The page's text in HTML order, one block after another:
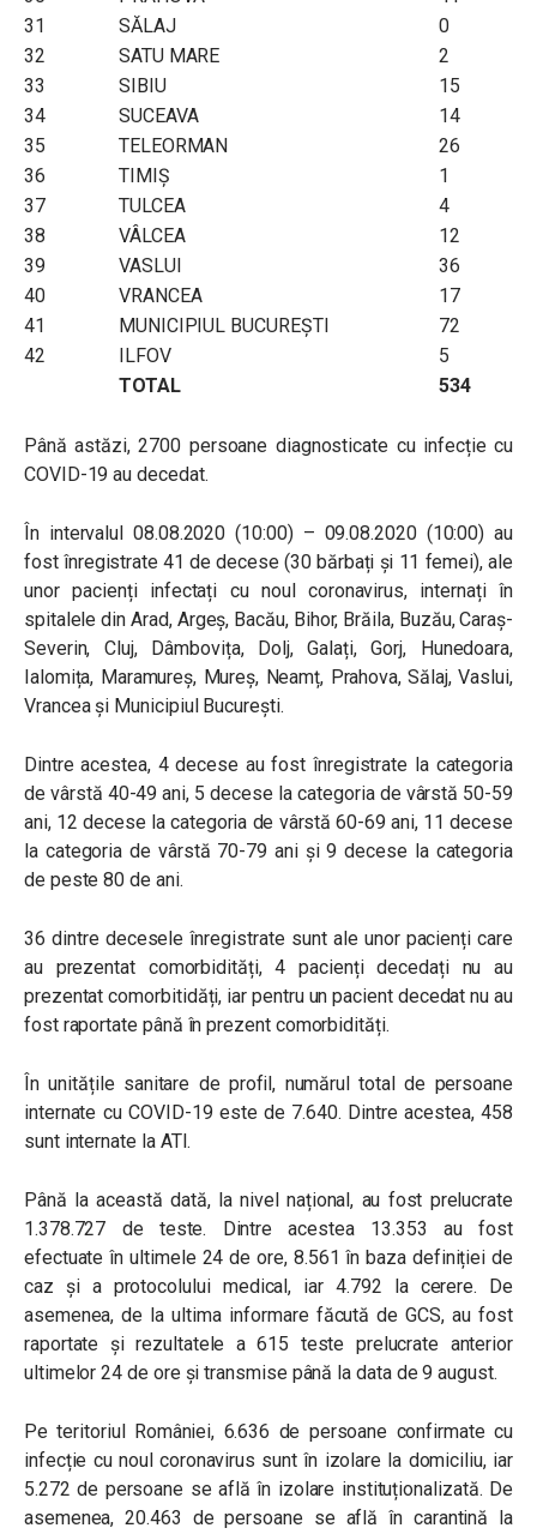
31
SĂLAJ
0
32
SATU MARE
2
33
SIBIU
15
34
SUCEAVA
14
35
TELEORMAN
26
36
TIMIŞ
1
37
TULCEA
4
38
VÂLCEA
12
39
VASLUI
36
40
VRANCEA
17
41
MUNICIPIUL BUCUREŞTI
72
42
ILFOV
5
TOTAL
534
Până astăzi, 2700 persoane diagnosticate cu infecție cu
COVID-19 au decedat.
În intervalul 08.08.2020 (10:00) – 09.08.2020 (10:00) au
fost înregistrate 41 de decese (30 bărbați și 11 femei), ale
unor pacienți infectați cu noul coronavirus, internați în
spitalele din Arad, Argeș, Bacău, Bihor, Brăila, Buzău, Caraș-
Severin, Cluj, Dâmbovița, Dolj, Galați, Gorj, Hunedoara,
Ialomița, Maramureș, Mureș, Neamț, Prahova, Sălaj, Vaslui,
Vrancea și Municipiul București.
Dintre acestea, 4 decese au fost înregistrate la categoria
de vârstă 40-49 ani, 5 decese la categoria de vârstă 50-59
ani, 12 decese la categoria de vârstă 60-69 ani, 11 decese
la categoria de vârstă 70-79 ani și 9 decese la categoria
de peste 80 de ani.
36 dintre decesele înregistrate sunt ale unor pacienți care
au prezentat comorbidități, 4 pacienți decedați nu au
prezentat comorbitidăți, iar pentru un pacient decedat nu au
fost raportate până în prezent comorbidități.
În unitățile sanitare de profil, numărul total de persoane
internate cu COVID-19 este de 7.640. Dintre acestea, 458
sunt internate la ATI.
Până la această dată, la nivel național, au fost prelucrate
1.378.727 de teste. Dintre acestea 13.353 au fost
efectuate în ultimele 24 de ore, 8.561 în baza definiției de
caz și a protocolului medical, iar 4.792 la cerere. De
asemenea, de la ultima informare făcută de GCS, au fost
raportate și rezultatele a 615 teste prelucrate anterior
ultimelor 24 de ore și transmise până la data de 9 august.
Pe teritoriul României, 6.636 de persoane confirmate cu
infecție cu noul coronavirus sunt în izolare la domiciliu, iar
5.272 de persoane se află în izolare instituționalizată. De
asemenea, 20.463 de persoane se află în carantină la